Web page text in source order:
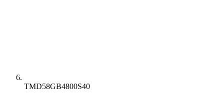
TMD58GB4800S40